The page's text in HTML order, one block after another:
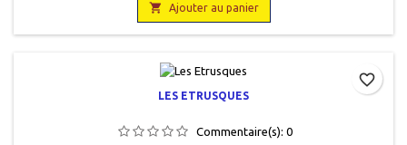
 Ajouter au panier
LES ETRUSQUES
Commentaire(s): 0
favorite_border